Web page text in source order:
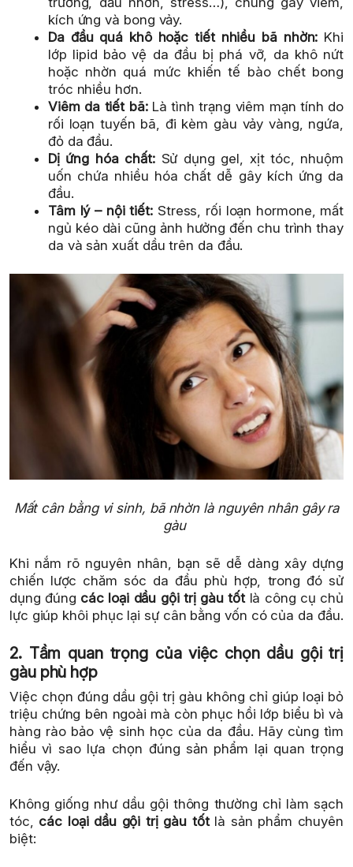
kích ứng và bong vảy.
Da đầu quá khô hoặc tiết nhiều bã nhờn: Khi
lớp lipid bảo vệ da đầu bị phá vỡ, da khô nứt
hoặc nhờn quá mức khiến tế bào chết bong
tróc nhiều hơn.
Viêm da tiết bã:Là tình trạng viêm mạn tính do
rối loạn tuyến bã, đi kèm gàu vảy vàng, ngứa,
đỏ da đầu.
Dị ứng hóa chất:Sử dụng gel, xịt tóc, nhuộm
uốn chứa nhiều hóa chất dễ gây kích ứng da
đầu.
Tâm lý – nội tiết: Stress, rối loạn hormone, mất
ngủ kéo dài cũng ảnh hưởng đến chu trình thay
da và sản xuất dầu trên da đầu.
Mất cân bằng vi sinh, bã nhờn là nguyên nhân gây ra
gàu
Khi nắm rõ nguyên nhân, bạn sẽ dễ dàng xây dựng
chiến lược chăm sóc da đầu phù hợp, trong đó sử
dụng đúng các loại dầu gội trị gàu tốt là công cụ chủ
lực giúp khôi phục lại sự cân bằng vốn có của da đầu.
2. Tầm quan trọng của việc chọn dầu gội trị
gàu phù hợp
Việc chọn đúng dầu gội trị gàu không chỉ giúp loại bỏ
triệu chứng bên ngoài mà còn phục hồi lớp biểu bì và
hàng rào bảo vệ sinh học của da đầu. Hãy cùng tìm
hiểu vì sao lựa chọn đúng sản phẩm lại quan trọng
đến vậy.
Không giống như dầu gội thông thường chỉ làm sạch
tóc, các loại dầu gội trị gàu tốtlà sản phẩm chuyên
biệt: